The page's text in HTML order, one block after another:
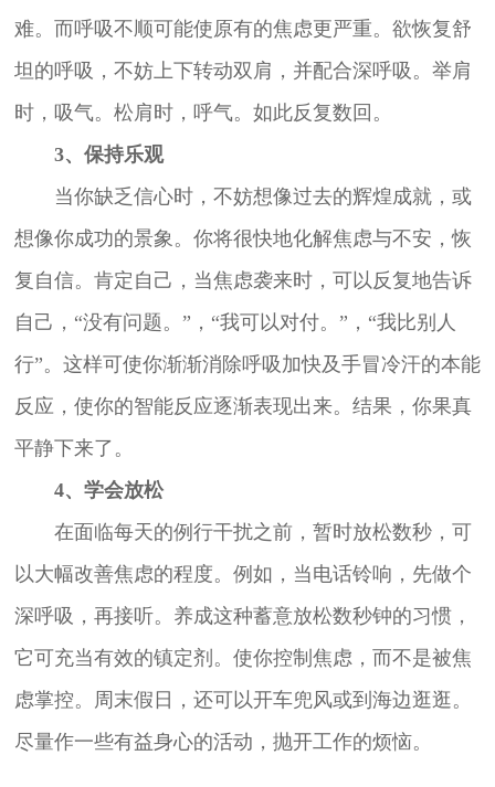
难。而呼吸不顺可能使原有的焦虑更严重。欲恢复舒
坦的呼吸，不妨上下转动双肩，并配合深呼吸。举肩
时，吸气。松肩时，呼气。如此反复数回。
3、保持乐观
当你缺乏信心时，不妨想像过去的辉煌成就，或
想像你成功的景象。你将很快地化解焦虑与不安，恢
复自信。肯定自己，当焦虑袭来时，可以反复地告诉
自己，“没有问题。”，“我可以对付。”，“我比别人
行”。这样可使你渐渐消除呼吸加快及手冒冷汗的本能
反应，使你的智能反应逐渐表现出来。结果，你果真
平静下来了。
4、学会放松
在面临每天的例行干扰之前，暂时放松数秒，可
以大幅改善焦虑的程度。例如，当电话铃响，先做个
深呼吸，再接听。养成这种蓄意放松数秒钟的习惯，
它可充当有效的镇定剂。使你控制焦虑，而不是被焦
虑掌控。周末假日，还可以开车兜风或到海边逛逛。
尽量作一些有益身心的活动，抛开工作的烦恼。